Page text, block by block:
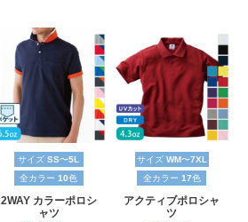
サイズ SS〜5L
全カラー 10色
2WAY カラーポロシ
ャツ
サイズ WM〜7XL
全カラー 17色
アクティブポロシャ
ツ